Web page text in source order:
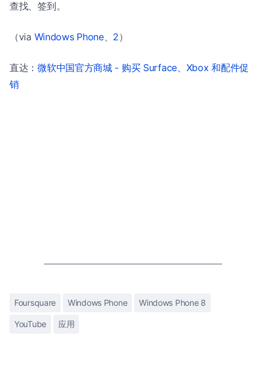
查找、签到。
（via Windows Phone、 2）
直达：微软中国官方商城 - 购买 Surface、Xbox 和配件促
销
Foursquare Windows Phone Windows Phone 8
YouTube 应用